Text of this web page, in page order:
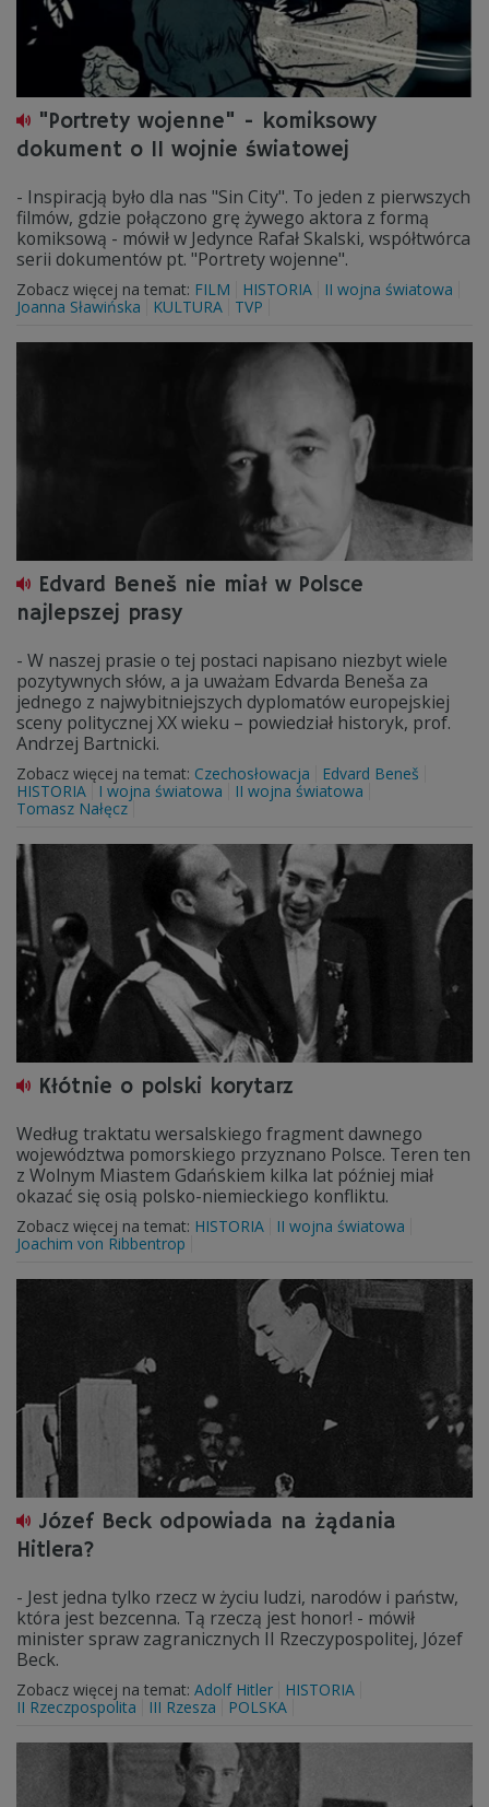
"Portrety wojenne" - komiksowy
dokument o II wojnie światowej
- Inspiracją było dla nas "Sin City". To jeden z pierwszych
filmów, gdzie połączono grę żywego aktora z formą
komiksową - mówił w Jedynce Rafał Skalski, współtwórca
serii dokumentów pt. "Portrety wojenne".
Zobacz więcej na temat: FILM HISTORIA
II wojna światowa
Joanna Sławińska
KULTURA TVP
Edvard Beneš nie miał w Polsce
najlepszej prasy
- W naszej prasie o tej postaci napisano niezbyt wiele
pozytywnych słów, a ja uważam Edvarda Beneša za
jednego z najwybitniejszych dyplomatów europejskiej
sceny politycznej XX wieku – powiedział historyk, prof.
Andrzej Bartnicki.
Zobacz więcej na temat: Czechosłowacja
Edvard Beneš
HISTORIA
I wojna światowa
II wojna światowa
Tomasz Nałęcz
Kłótnie o polski korytarz
Według traktatu wersalskiego fragment dawnego
województwa pomorskiego przyznano Polsce. Teren ten
z Wolnym Miastem Gdańskiem kilka lat później miał
okazać się osią polsko-niemieckiego konfliktu.
Zobacz więcej na temat: HISTORIA
II wojna światowa
Joachim von Ribbentrop
Józef Beck odpowiada na żądania
Hitlera?
- Jest jedna tylko rzecz w życiu ludzi, narodów i państw,
która jest bezcenna. Tą rzeczą jest honor! - mówił
minister spraw zagranicznych II Rzeczypospolitej, Józef
Beck.
Zobacz więcej na temat: Adolf Hitler
HISTORIA
II Rzeczpospolita
III Rzesza POLSKA